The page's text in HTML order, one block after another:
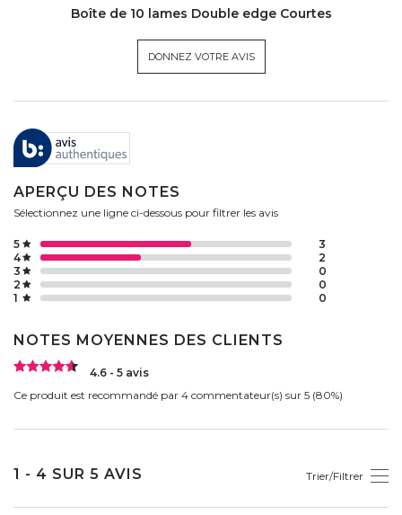
Boîte de 10 lames Double edge Courtes
DONNEZ VOTRE AVIS
APERÇU DES NOTES
Sélectionnez une ligne ci-dessous pour filtrer les avis
1 0
2 0
3 0
4 2
5 3
NOTES MOYENNES DES CLIENTS
4.6 - 5 avis
Ce produit est recommandé par 4 commentateur(s) sur 5 (80%)
1 - 4 SUR 5 AVIS Trier/Filtrer